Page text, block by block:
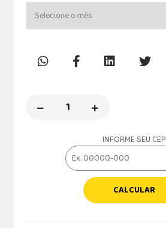
INFORME SEU CEP
CALCULAR